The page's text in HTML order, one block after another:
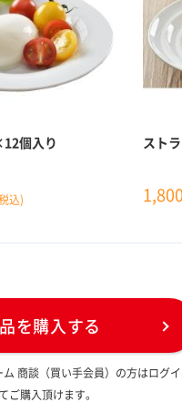
個入り
込)
スト
1,800
を購入する
商談（買い手会員）の方はログ
ご購入頂けます。